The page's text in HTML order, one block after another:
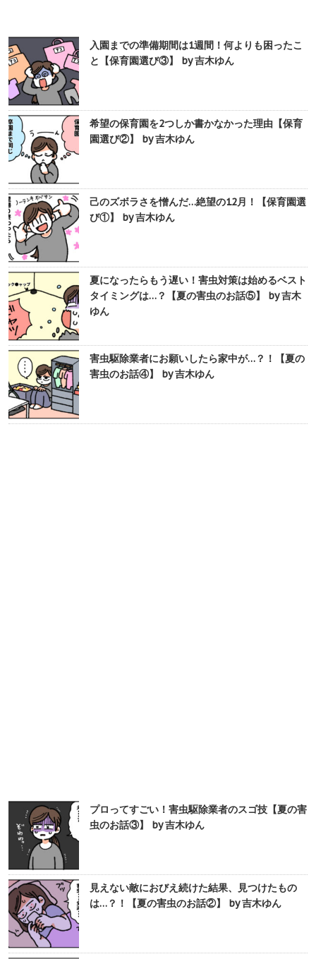
入園までの準備期間は1週間！何よりも困ったこ
と【保育園選び③】 by 吉木ゆん
希望の保育園を2つしか書かなかった理由【保育
園選び②】 by 吉木ゆん
己のズボラさを憎んだ…絶望の12月！【保育園選
び①】 by 吉木ゆん
夏になったらもう遅い！害虫対策は始めるベスト
タイミングは…？【夏の害虫のお話⑤】 by 吉木
ゆん
害虫駆除業者にお願いしたら家中が…？！【夏の
害虫のお話④】 by 吉木ゆん
プロってすごい！害虫駆除業者のスゴ技【夏の害
虫のお話③】 by 吉木ゆん
見えない敵におびえ続けた結果、見つけたもの
は…？！【夏の害虫のお話②】 by 吉木ゆん